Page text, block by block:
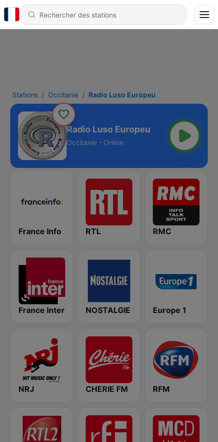
Stations Occitanie Radio Luso Europeu
Radio Luso Europeu
Occitanie - Online
France Info RTL RMC
France Inter NOSTALGIE Europe 1
NRJ CHERIE FM RFM